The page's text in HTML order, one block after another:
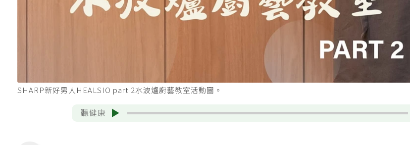
SHARP新好男人HEALSIO part 2水波爐廚藝教室活動圖。
聽健康